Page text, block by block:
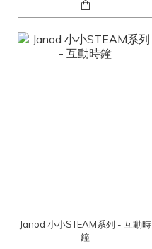
Janod 小小STEAM系列 - 互動時
鐘